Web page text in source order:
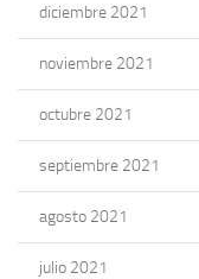
diciembre 2021
noviembre 2021
octubre 2021
septiembre 2021
agosto 2021
julio 2021